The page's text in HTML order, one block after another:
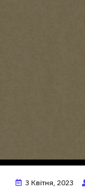
3 Квітня, 2023